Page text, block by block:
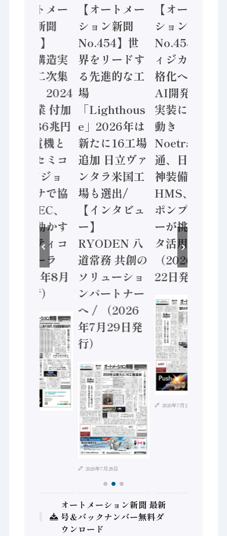
【オートメー
ション新聞
No.455】
「経済構造実
態調査二次集
計結果」2024
年製造業 付加
価値額86兆円
/ 三菱電機と
ソニーセミコ
ン AIビジョ
ンセンサで協
業 / IDEC、
安全に動かす
セーフティコ
ントローラ
（2026年8月
5日発行）
【オートメー
ション新聞
No.454】世
界をリードす
る先進的な工
場
「Lighthous
e」2026年は
新たに16工場
追加 日立ヴァ
ンタラ米国工
場も選出/
【インタビュ
ー】
RYODEN 八
道常務 共創の
ソリューショ
ンパートナー
へ / （2026
年7月29日発
行）
2026年7月28日
【オートメー
ション新聞
No.453】フ
ィジカルAI本
格化へ 国産
AI開発や社会
実装に活発な
動き
Noetra、富士
通、日立 / 兵
神装備 ×
HMS、老舗
ポンプメーカ
ーが挑むデー
タ活用 など
（2026年7月
22日発行）
2026年7月21日
オートメーション新聞 最新
号＆バックナンバー無料ダ
ウンロード